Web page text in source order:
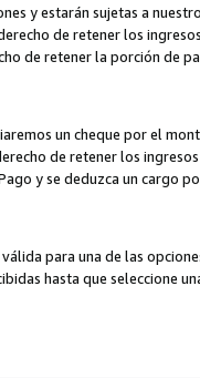
y estarán sujetas a
de retener los
de retener la porción de
un cheque por el
de retener los
y se deduzca un cargo
para una de las
hasta que seleccione